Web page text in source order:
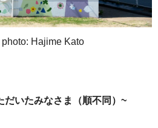
Hajime Kato
だいたみなさま（順不同）~